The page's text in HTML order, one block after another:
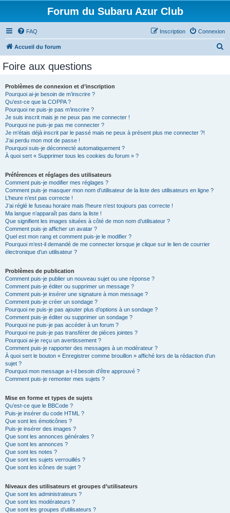
Forum du Subaru Azur Club
FAQ Connexion
Inscription
Accueil du forum
Foire aux questions
Problèmes de connexion et d’inscription
Pourquoi ai-je besoin de m’inscrire ?
Qu’est-ce que la COPPA ?
Pourquoi ne puis-je pas m’inscrire ?
Je suis inscrit mais je ne peux pas me connecter !
Pourquoi ne puis-je pas me connecter ?
Je m’étais déjà inscrit par le passé mais ne peux à présent plus me connecter ?!
J’ai perdu mon mot de passe !
Pourquoi suis-je déconnecté automatiquement ?
À quoi sert « Supprimer tous les cookies du forum » ?
Préférences et réglages des utilisateurs
Comment puis-je modifier mes réglages ?
Comment puis-je masquer mon nom d’utilisateur de la liste des utilisateurs en ligne ?
L’heure n’est pas correcte !
J’ai réglé le fuseau horaire mais l’heure n’est toujours pas correcte !
Ma langue n’apparaît pas dans la liste !
Que signifient les images situées à côté de mon nom d’utilisateur ?
Comment puis-je afficher un avatar ?
Quel est mon rang et comment puis-je le modifier ?
Pourquoi m’est-il demandé de me connecter lorsque je clique sur le lien de courrier
électronique d’un utilisateur ?
Problèmes de publication
Comment puis-je publier un nouveau sujet ou une réponse ?
Comment puis-je éditer ou supprimer un message ?
Comment puis-je insérer une signature à mon message ?
Comment puis-je créer un sondage ?
Pourquoi ne puis-je pas ajouter plus d’options à un sondage ?
Comment puis-je éditer ou supprimer un sondage ?
Pourquoi ne puis-je pas accéder à un forum ?
Pourquoi ne puis-je pas transférer de pièces jointes ?
Pourquoi ai-je reçu un avertissement ?
Comment puis-je rapporter des messages à un modérateur ?
À quoi sert le bouton « Enregistrer comme brouillon » affiché lors de la rédaction d’un
sujet ?
Pourquoi mon message a-t-il besoin d’être approuvé ?
Comment puis-je remonter mes sujets ?
Mise en forme et types de sujets
Qu’est-ce que le BBCode ?
Puis-je insérer du code HTML ?
Que sont les émoticônes ?
Puis-je insérer des images ?
Que sont les annonces générales ?
Que sont les annonces ?
Que sont les notes ?
Que sont les sujets verrouillés ?
Que sont les icônes de sujet ?
Niveaux des utilisateurs et groupes d’utilisateurs
Que sont les administrateurs ?
Que sont les modérateurs ?
Que sont les groupes d’utilisateurs ?